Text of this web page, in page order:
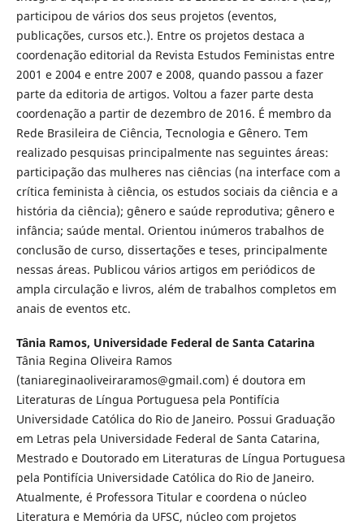
participou de vários dos seus projetos (eventos,
publicações, cursos etc.). Entre os projetos destaca a
coordenação editorial da Revista Estudos Feministas entre
2001 e 2004 e entre 2007 e 2008, quando passou a fazer
parte da editoria de artigos. Voltou a fazer parte desta
coordenação a partir de dezembro de 2016. É membro da
Rede Brasileira de Ciência, Tecnologia e Gênero. Tem
realizado pesquisas principalmente nas seguintes áreas:
participação das mulheres nas ciências (na interface com a
crítica feminista à ciência, os estudos sociais da ciência e a
história da ciência); gênero e saúde reprodutiva; gênero e
infância; saúde mental. Orientou inúmeros trabalhos de
conclusão de curso, dissertações e teses, principalmente
nessas áreas. Publicou vários artigos em periódicos de
ampla circulação e livros, além de trabalhos completos em
anais de eventos etc.
Tânia Ramos, Universidade Federal de Santa Catarina
Tânia Regina Oliveira Ramos
(taniareginaoliveiraramos@gmail.com) é doutora em
Literaturas de Língua Portuguesa pela Pontifícia
Universidade Católica do Rio de Janeiro. Possui Graduação
em Letras pela Universidade Federal de Santa Catarina,
Mestrado e Doutorado em Literaturas de Língua Portuguesa
pela Pontifícia Universidade Católica do Rio de Janeiro.
Atualmente, é Professora Titular e coordena o núcleo
Literatura e Memória da UFSC, núcleo com projetos